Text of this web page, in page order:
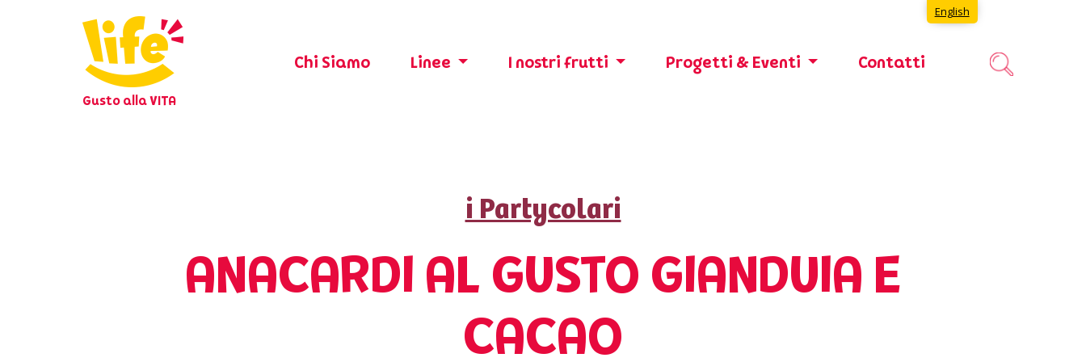
Gusto alla VITA
Chi Siamo Linee I nostri frutti Progetti & Eventi Contatti
i Partycolari
ANACARDI AL GUSTO GIANDUIA E
CACAO
English